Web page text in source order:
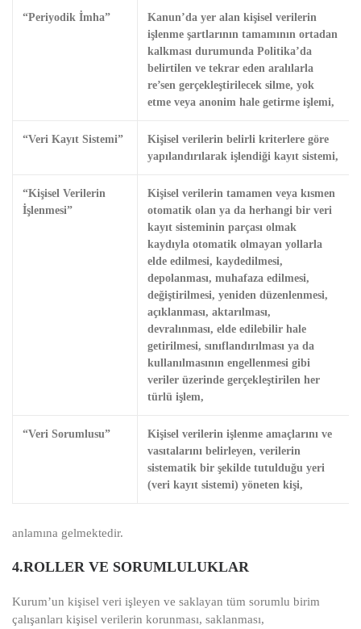
“Periyodik İmha”
Kanun’da yer alan kişisel verilerin
işlenme şartlarının tamamının ortadan
kalkması durumunda Politika’da
belirtilen ve tekrar eden aralılarla
re’sen gerçekleştirilecek silme, yok
etme veya anonim hale getirme işlemi,
“Veri Kayıt Sistemi”
Kişisel verilerin belirli kriterlere göre
yapılandırılarak işlendiği kayıt sistemi,
“Kişisel Verilerin
İşlenmesi”
Kişisel verilerin tamamen veya kısmen
otomatik olan ya da herhangi bir veri
kayıt sisteminin parçası olmak
kaydıyla otomatik olmayan yollarla
elde edilmesi, kaydedilmesi,
depolanması, muhafaza edilmesi,
değiştirilmesi, yeniden düzenlenmesi,
açıklanması, aktarılması,
devralınması, elde edilebilir hale
getirilmesi, sınıflandırılması ya da
kullanılmasının engellenmesi gibi
veriler üzerinde gerçekleştirilen her
türlü işlem,
“Veri Sorumlusu”
Kişisel verilerin işlenme amaçlarını ve
vasıtalarını belirleyen, verilerin
sistematik bir şekilde tutulduğu yeri
(veri kayıt sistemi) yöneten kişi,
anlamına gelmektedir.
4.ROLLER VE SORUMLULUKLAR
Kurum’un kişisel veri işleyen ve saklayan tüm sorumlu birim
çalışanları kişisel verilerin korunması, saklanması,